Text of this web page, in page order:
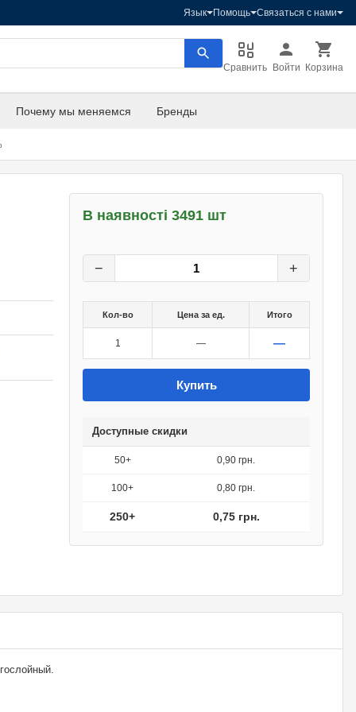
Язык Помощь Связаться с нами
Сравнить Войти Корзина
Почему мы меняемся Бренды
В наявності 3491 шт
− +
Кол-во Цена за ед. Итого
1 — —
Купить
Доступные скидки
50+ 0,90 грн.
100+ 0,80 грн.
250+ 0,75 грн.